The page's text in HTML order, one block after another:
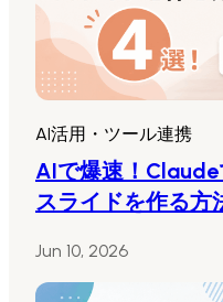
AI活用・ツール連携
AIで爆速！
スライドを作る方
Jun 10, 2026